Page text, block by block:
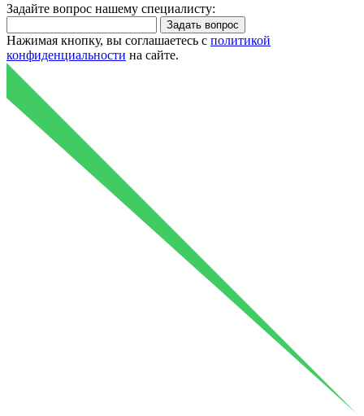
Задайте вопрос нашему специалисту:
Нажимая кнопку, вы соглашаетесь с политикой
конфиденциальности на сайте.